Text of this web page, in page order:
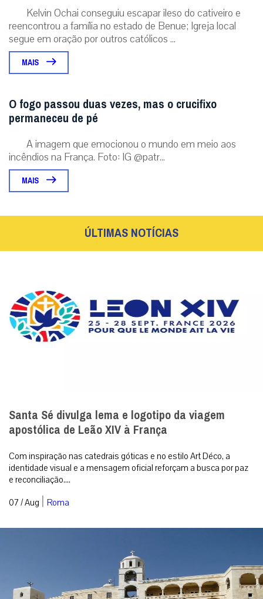
Kelvin Ochai conseguiu escapar ileso do cativeiro e
reencontrou a família no estado de Benue; Igreja local
segue em oração por outros católicos ...
MAIS
O fogo passou duas vezes, mas o crucifixo
permaneceu de pé
A imagem que emocionou o mundo em meio aos
incêndios na França. Foto: IG @patr...
MAIS
ÚLTIMAS NOTÍCIAS
Santa Sé divulga lema e logotipo da viagem
apostólica de Leão XIV à França
Com inspiração nas catedrais góticas e no estilo Art Déco, a
identidade visual e a mensagem oficial reforçam a busca por paz
e reconciliação....
07 / Aug | Roma